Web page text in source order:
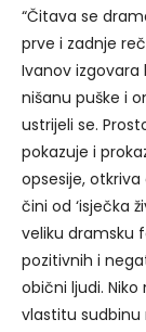
“Čitava se
prve i zadnje
Ivanov izgovara
nišanu puške i
ustrijeli se.
pokazuje i
opsesije,
čini od ‘isječka
veliku dramsku
pozitivnih i
obični ljudi.
vlastitu sudbinu